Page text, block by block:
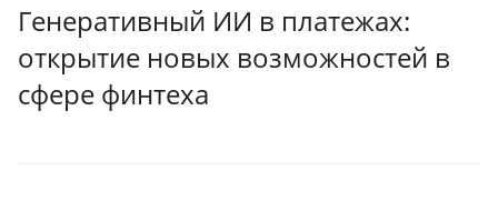
Генеративный ИИ в платежах:
открытие новых возможностей в
сфере финтеха